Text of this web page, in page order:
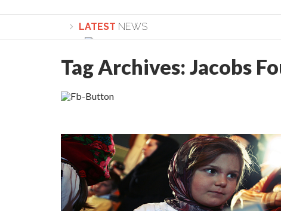
LATEST NEWS
Lepădarea de sine și urmarea lui Hristos. Calea
Academia Română: 5G poate cauza CANCER.
La Mulți Ani, Eugen Mihăescu!
Pamfil Șeicaru omagiat la Mănăstirea ctitorită
Nu vă fie frică! FOTO și VIDEO cu Corneliu
Mariana Nicolesco: Evenimentele Darclée la
Tag Archives:Jacobs